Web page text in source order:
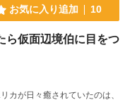
お気に入り追加 10
ら仮面辺境伯に目をつ
カが日々癒されていたのは、